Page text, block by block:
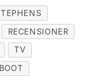
RECENSIONER
TV